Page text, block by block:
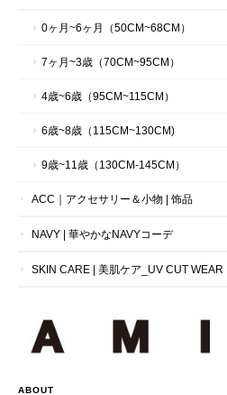
0ヶ月~6ヶ月（50CM~68CM）
7ヶ月~3歳（70CM~95CM）
4歳~6歳（95CM~115CM）
6歳~8歳（115CM~130CM)
9歳~11歳（130CM-145CM）
ACC｜アクセサリー＆小物 | 饰品
NAVY | 華やかなNAVYコーデ
SKIN CARE | 美肌ケア_UV CUT WEAR
ABOUT